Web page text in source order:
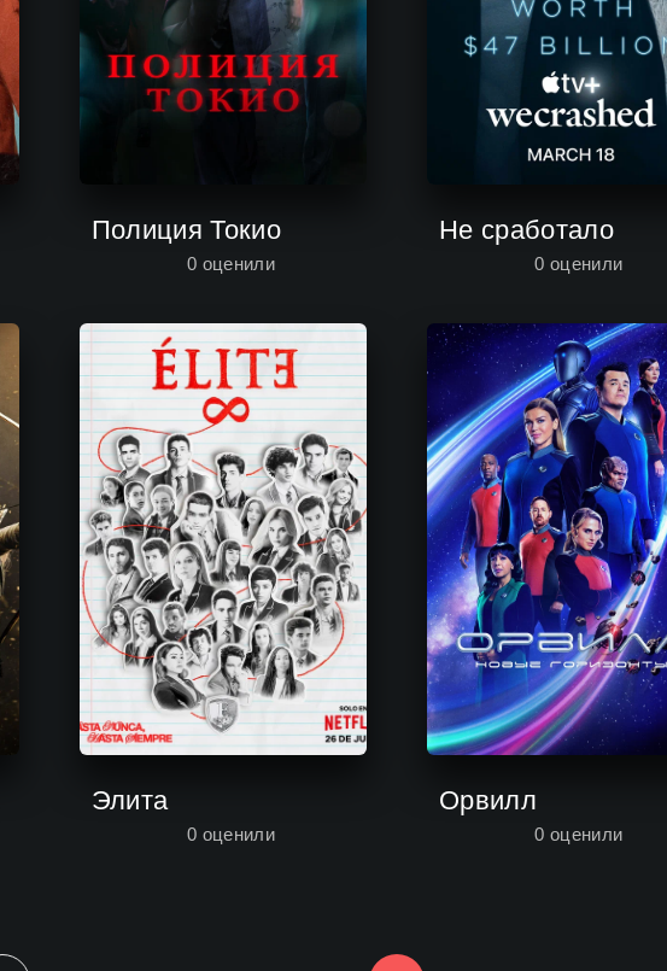
Полиция Токио
0 оценили
Не сработало
0 оценили
Элита
0 оценили
Орвилл
0 оценили